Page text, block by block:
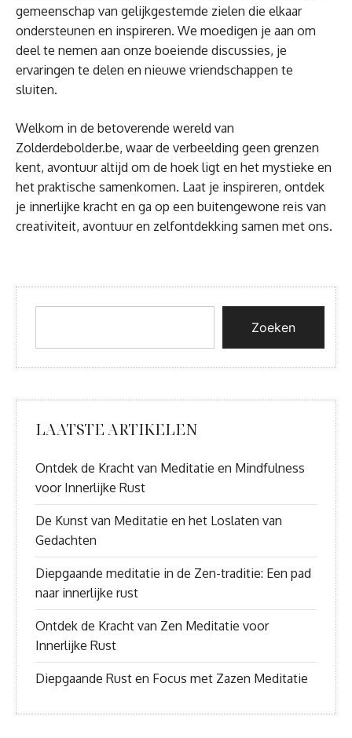
gemeenschap van gelijkgestemde zielen die elkaar
ondersteunen en inspireren. We moedigen je aan om
deel te nemen aan onze boeiende discussies, je
ervaringen te delen en nieuwe vriendschappen te
sluiten.
Welkom in de betoverende wereld van
Zolderdebolder.be, waar de verbeelding geen grenzen
kent, avontuur altijd om de hoek ligt en het mystieke en
het praktische samenkomen. Laat je inspireren, ontdek
je innerlijke kracht en ga op een buitengewone reis van
creativiteit, avontuur en zelfontdekking samen met ons.
Zoeken
LAATSTE ARTIKELEN
Ontdek de Kracht van Meditatie en Mindfulness
voor Innerlijke Rust
De Kunst van Meditatie en het Loslaten van
Gedachten
Diepgaande meditatie in de Zen-traditie: Een pad
naar innerlijke rust
Ontdek de Kracht van Zen Meditatie voor
Innerlijke Rust
Diepgaande Rust en Focus met Zazen Meditatie